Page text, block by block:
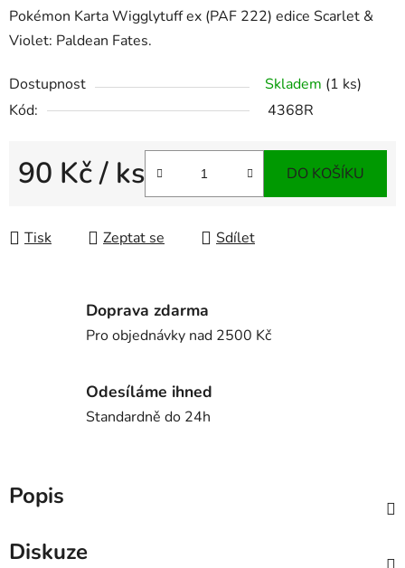
Pokémon Karta Wigglytuff ex (PAF 222) edice Scarlet &
Violet: Paldean Fates.
Dostupnost Skladem (1 ks)
Kód:
4368R
90 Kč/ ks DO KOŠÍKU
Tisk Zeptat se Sdílet
Doprava zdarma
Pro objednávky nad 2500 Kč
Odesíláme ihned
Standardně do 24h
Popis
Diskuze